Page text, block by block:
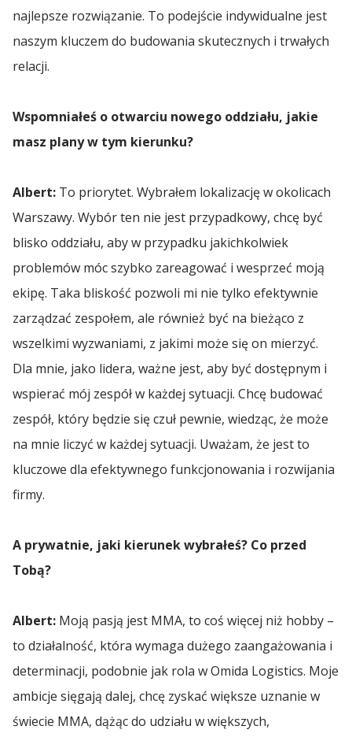
najlepsze rozwiązanie. To podejście indywidualne jest
naszym kluczem do budowania skutecznych i trwałych
relacji.
Wspomniałeś o otwarciu nowego oddziału, jakie
masz plany w tym kierunku?
Albert: To priorytet. Wybrałem lokalizację w okolicach
Warszawy. Wybór ten nie jest przypadkowy, chcę być
blisko oddziału, aby w przypadku jakichkolwiek
problemów móc szybko zareagować i wesprzeć moją
ekipę. Taka bliskość pozwoli mi nie tylko efektywnie
zarządzać zespołem, ale również być na bieżąco z
wszelkimi wyzwaniami, z jakimi może się on mierzyć.
Dla mnie, jako lidera, ważne jest, aby być dostępnym i
wspierać mój zespół w każdej sytuacji. Chcę budować
zespół, który będzie się czuł pewnie, wiedząc, że może
na mnie liczyć w każdej sytuacji. Uważam, że jest to
kluczowe dla efektywnego funkcjonowania i rozwijania
firmy.
A prywatnie, jaki kierunek wybrałeś? Co przed
Tobą?
Albert: Moją pasją jest MMA, to coś więcej niż hobby –
to działalność, która wymaga dużego zaangażowania i
determinacji, podobnie jak rola w Omida Logistics. Moje
ambicje sięgają dalej, chcę zyskać większe uznanie w
świecie MMA, dążąc do udziału w większych,